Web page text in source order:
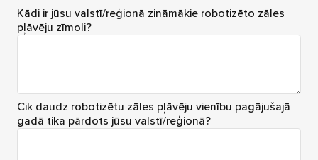
Kādi ir jūsu valstī/reģionā zināmākie robotizēto zāles
pļāvēju zīmoli?
Cik daudz robotizētu zāles pļāvēju vienību pagājušajā
gadā tika pārdots jūsu valstī/reģionā?